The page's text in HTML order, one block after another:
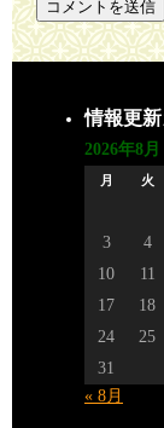
情報更
2026年8月
月 火
3
4
10
11
17
18
24
25
31
« 8月